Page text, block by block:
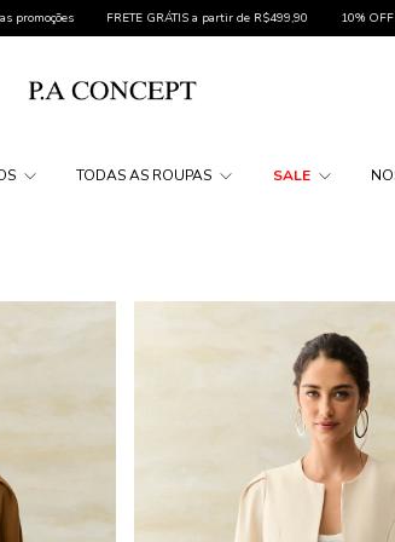
a partir de R$499,90 10% OFF na sua primeira compra
TODAS AS ROUPAS SALE